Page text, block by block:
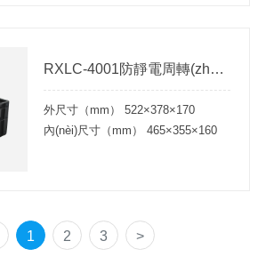
RXLC-4001防靜電周轉(zhuǎn)箱
外尺寸（mm） 522×378×170
內(nèi)尺寸（mm） 465×355×160
1 2 3 >